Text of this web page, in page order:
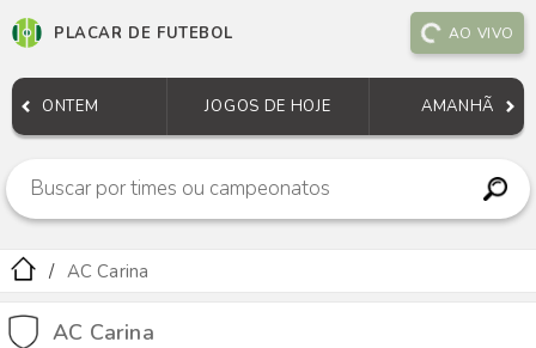
PLACAR DE FUTEBOL AO VIVO
ONTEM JOGOS DE HOJE AMANHÃ
AC Carina
AC Carina